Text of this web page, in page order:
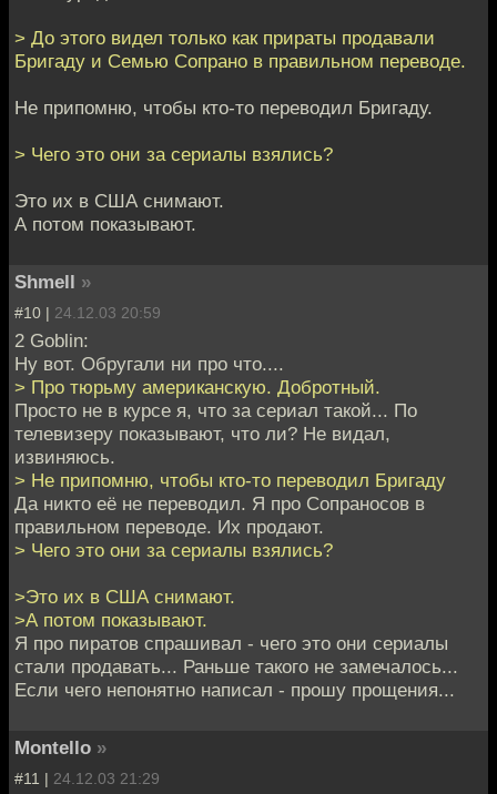
> До этого видел только как прираты продавали
Бригаду и Семью Сопрано в правильном переводе.
Не припомню, чтобы кто-то переводил Бригаду.
> Чего это они за сериалы взялись?
Это их в США снимают.
А потом показывают.
Shmell »
#10 | 24.12.03 20:59
2 Goblin:
Ну вот. Обругали ни про что....
> Про тюрьму американскую. Добротный.
Просто не в курсе я, что за сериал такой... По
телевизеру показывают, что ли? Не видал,
извиняюсь.
> Не припомню, чтобы кто-то переводил Бригаду
Да никто её не переводил. Я про Сопраносов в
правильном переводе. Их продают.
> Чего это они за сериалы взялись?
>Это их в США снимают.
>А потом показывают.
Я про пиратов спрашивал - чего это они сериалы
стали продавать... Раньше такого не замечалось...
Если чего непонятно написал - прошу прощения...
Montello »
#11 | 24.12.03 21:29